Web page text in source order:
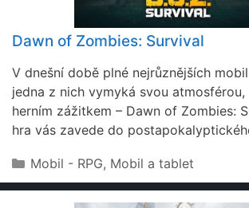
Dawn of Zombies: Survival
V dnešní době plné nejrůznějších
jedna z nich vymyká svou
herním zážitkem – Dawn of Zombies:
hra vás zavede do
Rubriky
Mobil - RPG, Mobil a tablet